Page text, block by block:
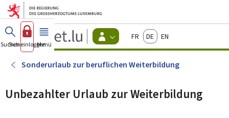
Zum Hauptmenü
Zum Inhalt
Guichet.lu
Changer
d'espace
-
Menu
actif
FrançaisDeutschEnglish
Suchen
Sich einloggen
Menü Haupt-
Sonderurlaub zur beruflichen Weiterbildung
Unbezahlter Urlaub zur Weiterbildung